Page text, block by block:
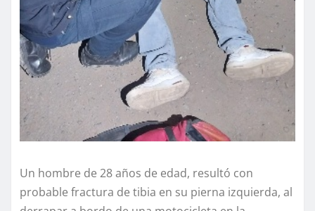
Un hombre de 28 años de edad, resultó con
probable fractura de tibia en su pierna izquierda, al